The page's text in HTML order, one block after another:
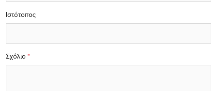
Σχόλιο *
Ιστότοπος